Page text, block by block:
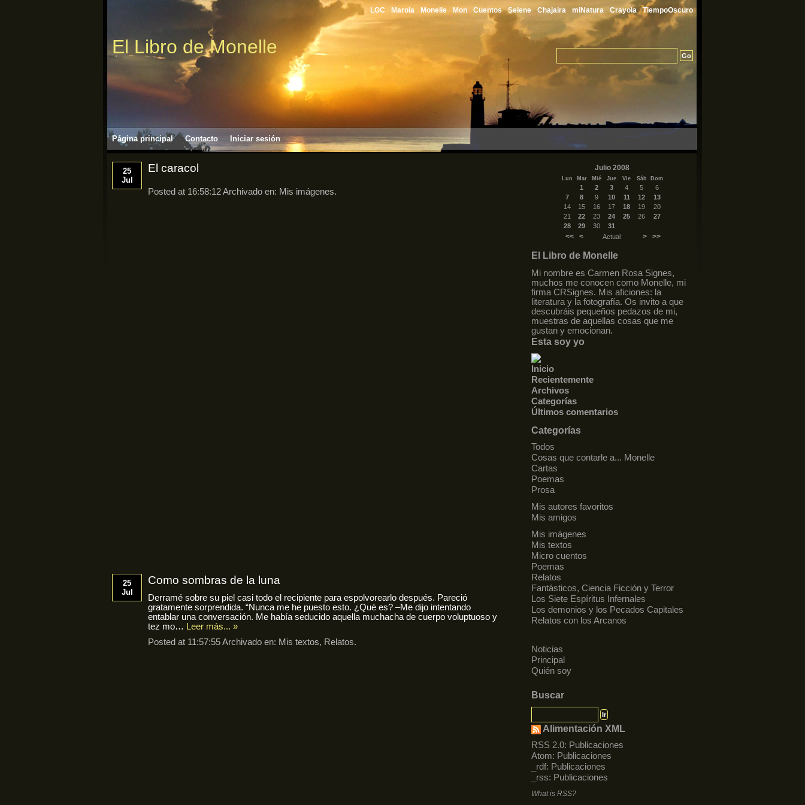
LGC Marola Monelle Mon Cuentos Selene Chajaira miNatura Crayola TiempoOscuro
El Libro de Monelle
Página principal Contacto Iniciar sesión
Julio 2008
Lun Mar Mié Jue Vie Sáb Dom
1 2 3 4 5
6
7
8 9 10 11 12
13
14
15 16 17 18 19
20
21
22 23 24 25 26
27
28
29 30 31
<< < Actual > >>
El Libro de Monelle
Mi nombre es Carmen Rosa Signes,
muchos me conocen como Monelle, mi
firma CRSignes. Mis aficiones: la
literatura y la fotografía. Os invito a que
descubráis pequeños pedazos de mi,
muestras de aquellas cosas que me
gustan y emocionan.
Esta soy yo
Inicio
Recientemente
Archivos
Categorías
Últimos comentarios
Categorías
Todos
Cosas que contarle a... Monelle
Cartas
Poemas
Prosa
Mis autores favoritos
Mis amigos
Mis imágenes
Mis textos
Micro cuentos
Poemas
Relatos
Fantásticos, Ciencia Ficción y Terror
Los Siete Espíritus Infernales
Los demonios y los Pecados Capitales
Relatos con los Arcanos
Noticias
Principal
Quién soy
Buscar
Alimentación XML
RSS 2.0: Publicaciones
Atom: Publicaciones
_rdf: Publicaciones
_rss: Publicaciones
What is RSS?
25
Jul
El caracol
Posted at 16:58:12 Archivado en: Mis imágenes.
25
Jul
Como sombras de la luna
Derramé sobre su piel casi todo el recipiente para espolvorearlo después. Pareció
gratamente sorprendida. “Nunca me he puesto esto. ¿Qué es? –Me dijo intentando
entablar una conversación. Me había seducido aquella muchacha de cuerpo voluptuoso y
tez mo… Leer más... »
Posted at 11:57:55 Archivado en: Mis textos, Relatos.